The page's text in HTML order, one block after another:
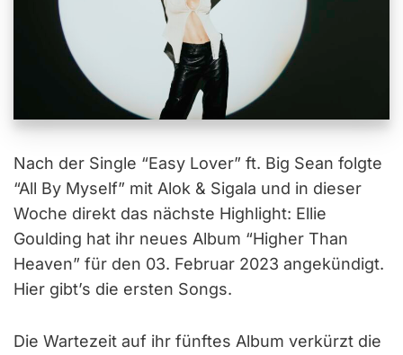
Nach der Single “Easy Lover” ft. Big Sean folgte
“All By Myself” mit Alok & Sigala und in dieser
Woche direkt das nächste Highlight: Ellie
Goulding hat ihr neues Album “Higher Than
Heaven” für den 03. Februar 2023 angekündigt.
Hier gibt’s die ersten Songs.
Die Wartezeit auf ihr fünftes Album verkürzt die